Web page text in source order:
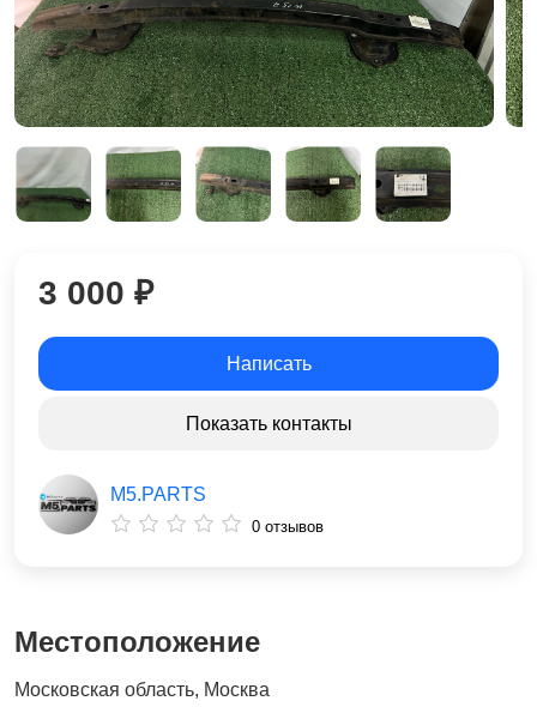
Местоположение
Московская область, Москва
3 000 ₽
Написать
Показать контакты
M5.PARTS
0 отзывов